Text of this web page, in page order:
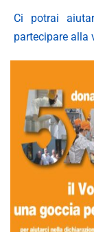
Ci potrai
partecipare alla